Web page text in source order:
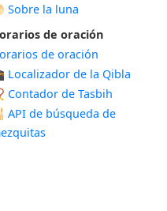
Sobre la luna
de oración
de oración
Localizador de la Qibla
Contador de Tasbih
API de búsqueda de